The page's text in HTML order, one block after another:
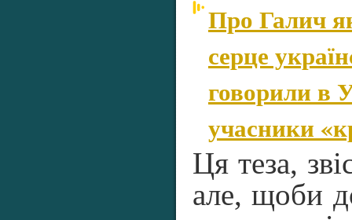
Про Галич
серце
говорили в
учасники
Ця теза,
але, щоби